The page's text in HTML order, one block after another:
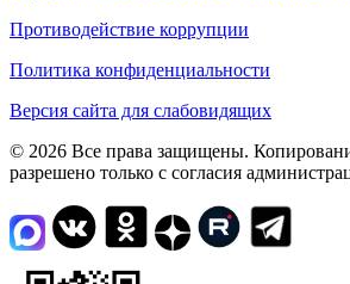
Противодействие коррупции
Политика конфиденциальности
Версия сайта для слабовидящих
© 2026 Все права защищены.
разрешено только с согласия